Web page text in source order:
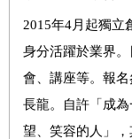
2015年4月起獨立
身分活躍於業界
會、講座等。報
長龍。自許「成
望、笑容的人」